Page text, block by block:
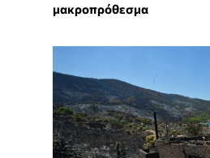
μακροπρόθεσμα